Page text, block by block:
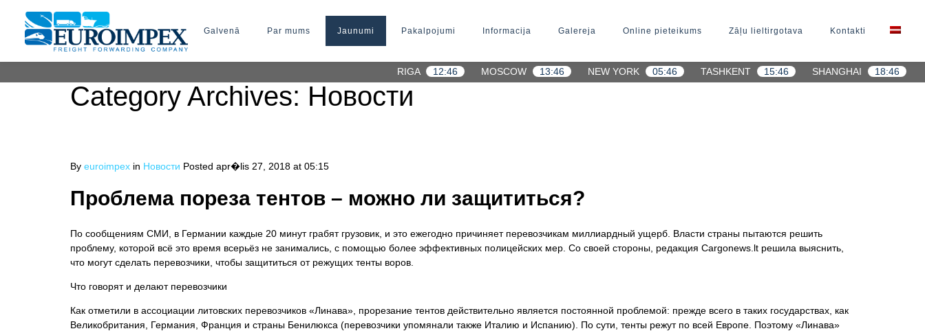
Galvenā Par mums Jaunumi Pakalpojumi Informacija Galereja Online pieteikums Zāļu lieltirgotava Kontakti
RIGA 12:46 MOSCOW 13:46 NEW YORK 05:46 TASHKENT 15:46 SHANGHAI 18:46
Category Archives: Новости
By euroimpex in Новости Posted apr�lis 27, 2018 at 05:15
Проблема пореза тентов – можно ли защититься?
По сообщениям СМИ, в Германии каждые 20 минут грабят грузовик, и это ежегодно причиняет перевозчикам миллиардный ущерб. Власти страны пытаются решить
проблему, которой всё это время всерьёз не занимались, с помощью более эффективных полицейских мер. Со своей стороны, редакция Cargonews.lt решила выяснить,
что могут сделать перевозчики, чтобы защититься от режущих тенты воров.
Что говорят и делают перевозчики
Как отметили в ассоциации литовских перевозчиков «Линава», прорезание тентов действительно является постоянной проблемой: прежде всего в таких государствах, как
Великобритания, Германия, Франция и страны Бенилюкса (перевозчики упомянали также Италию и Испанию). По сути, тенты режут по всей Европе. Поэтому «Линава»